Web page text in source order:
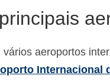
vários aeroportos
Internacional